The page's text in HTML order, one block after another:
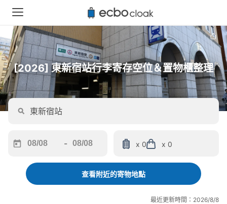
[2026] 東新宿站行李寄存空位＆置物櫃整理
forward
interact
-
backward
interact
x 0 x 0
查看附近的寄物地點
最近更新時間：2026/8/8